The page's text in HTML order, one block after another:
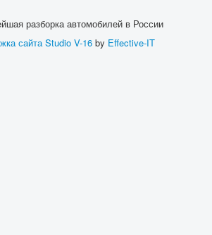
разборка автомобилей в России
сайта Studio V-16by Effective-IT